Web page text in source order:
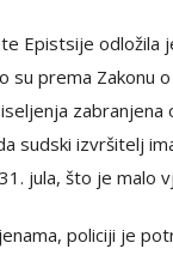
Epistsije odložila
su prema Zakonu
zabranjena
sudski izvršitelj
jula, što je malo
policiji je